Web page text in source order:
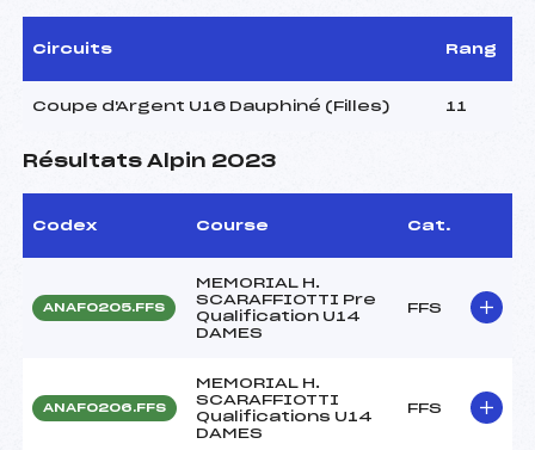
Circuits Rang
Coupe d'Argent U16 Dauphiné (Filles) 11
Résultats Alpin 2023
Codex Course Cat.
ANAF0205.FFS
MEMORIAL H.
SCARAFFIOTTI Pre
Qualification U14
DAMES
FFS
ANAF0206.FFS
MEMORIAL H.
SCARAFFIOTTI
Qualifications U14
DAMES
FFS